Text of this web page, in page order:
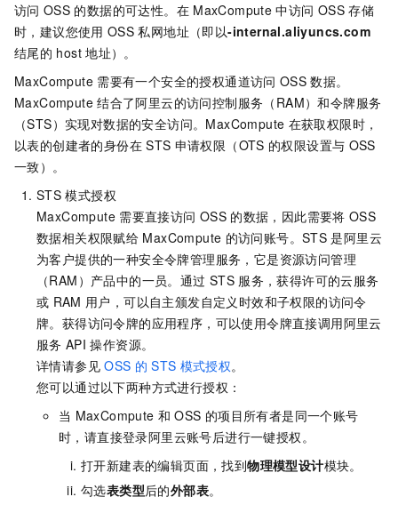
访问 OSS 的数据的可达性。在 MaxCompute 中访问 OSS 存储
时，建议您使用 OSS 私网地址（即以-internal.aliyuncs.com
结尾的 host 地址）。
MaxCompute 需要有一个安全的授权通道访问 OSS 数据。
MaxCompute 结合了阿里云的访问控制服务（RAM）和令牌服务
（STS）实现对数据的安全访问。MaxCompute 在获取权限时，
以表的创建者的身份在 STS 申请权限（OTS 的权限设置与 OSS
一致）。
STS 模式授权
MaxCompute 需要直接访问 OSS 的数据，因此需要将 OSS
数据相关权限赋给 MaxCompute 的访问账号。STS 是阿里云
为客户提供的一种安全令牌管理服务，它是资源访问管理
（RAM）产品中的一员。通过 STS 服务，获得许可的云服务
或 RAM 用户，可以自主颁发自定义时效和子权限的访问令
牌。获得访问令牌的应用程序，可以使用令牌直接调用阿里云
服务 API 操作资源。
详情请参见 OSS 的 STS 模式授权。
您可以通过以下两种方式进行授权：
当 MaxCompute 和 OSS 的项目所有者是同一个账号
时，请直接登录阿里云账号后进行一键授权。
打开新建表的编辑页面，找到物理模型设计模块。
勾选表类型后的外部表。